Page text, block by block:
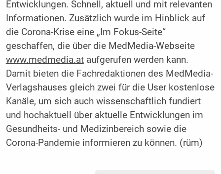
Entwicklungen. Schnell, aktuell und mit relevanten
Informationen. Zusätzlich wurde im Hinblick auf
die Corona-Krise eine „Im Fokus-Seite“
geschaffen, die über die MedMedia-Webseite
www.medmedia.ataufgerufen werden kann.
Damit bieten die Fachredaktionen des MedMedia-
Verlagshauses gleich zwei für die User kostenlose
Kanäle, um sich auch wissenschaftlich fundiert
und hochaktuell über aktuelle Entwicklungen im
Gesundheits- und Medizinbereich sowie die
Corona-Pandemie informieren zu können. (rüm)